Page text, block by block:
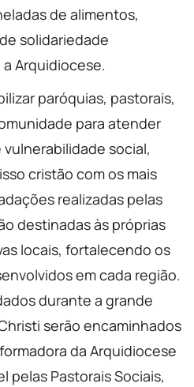
de alimentos,
solidariedade
Arquidiocese.
paróquias, pastorais,
para atender
social,
cristão com os mais
realizadas pelas
destinadas às próprias
locais, fortalecendo os
em cada região.
durante a grande
serão encaminhados
da Arquidiocese
pelas Pastorais Sociais,